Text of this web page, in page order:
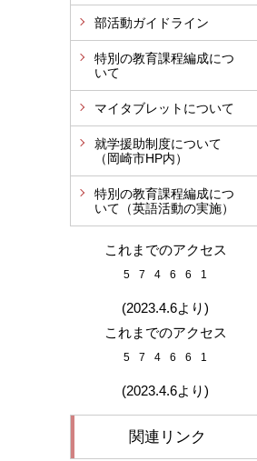
部活動ガイドライン
特別の教育課程編成につ
いて
マイタブレットについて
就学援助制度について
（岡崎市HP内）
特別の教育課程編成につ
いて（英語活動の実施）
これまでのアクセス
5 7 4 6 6 1
(2023.4.6より)
これまでのアクセス
5 7 4 6 6 1
(2023.4.6より)
関連リンク